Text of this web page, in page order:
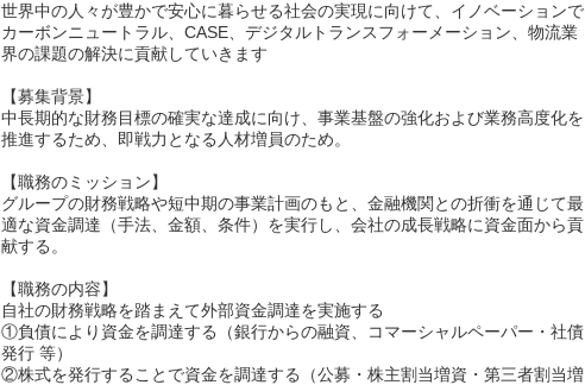
世界中の人々が豊かで安心に暮らせる社会の実現に向けて、イノベーションで
カーボンニュートラル、CASE、デジタルトランスフォーメーション、物流業
界の課題の解決に貢献していきます
【募集背景】
中長期的な財務目標の確実な達成に向け、事業基盤の強化および業務高度化を
推進するため、即戦力となる人材増員のため。
【職務のミッション】
グループの財務戦略や短中期の事業計画のもと、金融機関との折衝を通じて最
適な資金調達（手法、金額、条件）を実行し、会社の成長戦略に資金面から貢
献する。
【職務の内容】
自社の財務戦略を踏まえて外部資金調達を実施する
①負債により資金を調達する（銀行からの融資、コマーシャルペーパー・社債
発行 等）
②株式を発行することで資金を調達する（公募・株主割当増資・第三者割当増